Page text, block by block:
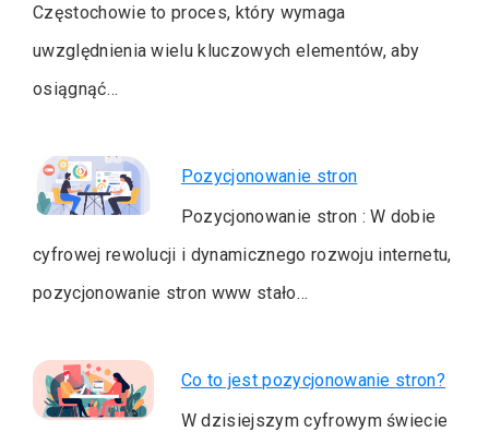
Częstochowie to proces, który wymaga
uwzględnienia wielu kluczowych elementów, aby
osiągnąć…
Pozycjonowanie stron
Pozycjonowanie stron : W dobie
cyfrowej rewolucji i dynamicznego rozwoju internetu,
pozycjonowanie stron www stało…
Co to jest pozycjonowanie stron?
W dzisiejszym cyfrowym świecie